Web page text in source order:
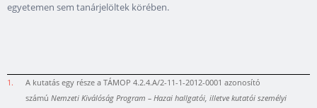
egyetemen sem tanárjelöltek körében.
1.
A kutatás egy része a TÁMOP 4.2.4.A/2-11-1-2012-0001 azonosító
számúNemzeti Kiválóság Program – Hazai hallgatói, illetve kutatói személyi